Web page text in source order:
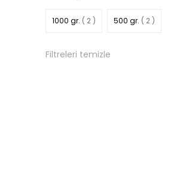
1000 gr. ( 2 ) 500 gr. ( 2 )
Filtreleri temizle